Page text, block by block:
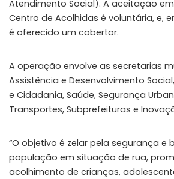
Atendimento Social). A aceitação
Centro de Acolhidas é voluntária, e,
é oferecido um cobertor.
A operação envolve as secretarias
Assistência e Desenvolvimento
e Cidadania, Saúde, Segurança
Transportes, Subprefeituras e
“O objetivo é zelar pela segurança e
população em situação de rua,
acolhimento de crianças,